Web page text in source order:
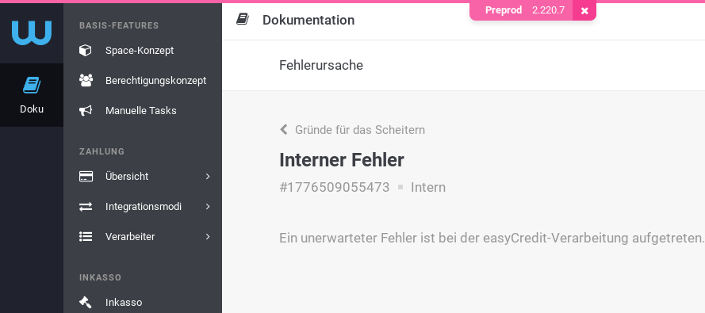
Doku
BASIS-FEATURES
Space-Konzept
Berechtigungskonzept
Manuelle Tasks
ZAHLUNG
Übersicht
Integrationsmodi
Verarbeiter
INKASSO
Inkasso
Dokumentation
Fehlerursache
Gründe für das Scheitern
Interner Fehler
#1776509055473 Intern
Ein unerwarteter Fehler ist bei der easyCredit-Verarbeitung aufgetreten.
Preprod 2.220.7 Cookie entfernen